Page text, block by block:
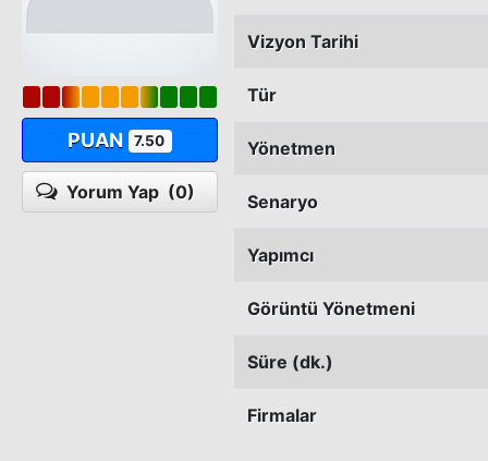
PUAN 7.50
Yorum Yap (0)
Vizyon Tarihi
Tür
Yönetmen
Senaryo
Yapımcı
Görüntü Yönetmeni
Süre (dk.)
Firmalar